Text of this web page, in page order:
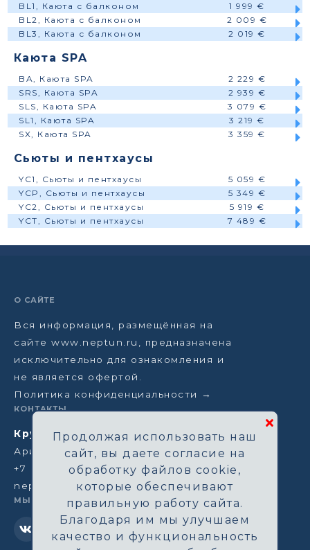
BL1, Каюта с балконом
1 999 €
BL2, Каюта с балконом
2 009 €
BL3, Каюта с балконом
2 019 €
Каюта SPA
BA, Каюта SPA
2 229 €
SRS, Каюта SPA
2 939 €
SLS, Каюта SPA
3 079 €
SL1, Каюта SPA
3 219 €
SX, Каюта SPA
3 359 €
Сьюты и пентхаусы
YC1, Сьюты и пентхаусы
5 059 €
YCP, Сьюты и пентхаусы
5 349 €
YC2, Сьюты и пентхаусы
5 919 €
YCT, Сьюты и пентхаусы
7 489 €
О САЙТЕ
Вся информация, размещённая на
сайте www.neptun.ru, предназначена
исключительно для ознакомления и
не является офертой.
Политика конфиденциальности →
КОНТАКТЫ
Круизная компания Нептун
Аристарховский пер, 3/1, Москва
+7 (964) 583-14-96
neptun@aha.ru
МЫ В СЕТИ
Продолжая использовать наш
сайт, вы даете согласие на
обработку файлов cookie,
которые обеспечивают
правильную работу сайта.
Благодаря им мы улучшаем
качество и функциональность